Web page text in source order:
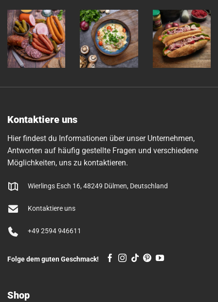
Kontaktiere uns
Hier findest du Informationen über unser Unternehmen,
Antworten auf häufig gestellte Fragen und verschiedene
Möglichkeiten, uns zu kontaktieren.
Wierlings Esch 16, 48249 Dülmen, Deutschland
Kontaktiere uns
+49 2594 946611
Folge dem guten Geschmack!
Shop